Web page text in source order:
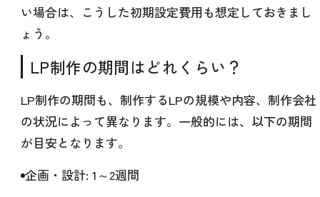
い場合は、こうした初期設定費用も想定しておきまし
ょう。
LP制作の期間はどれくらい？
LP制作の期間も、制作するLPの規模や内容、制作会社
の状況によって異なります。一般的には、以下の期間
が目安となります。
企画・設計: 1～2週間